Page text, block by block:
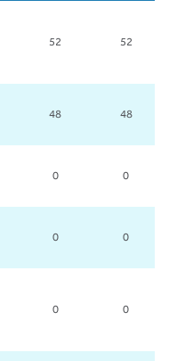
52 52
48 48
0 0
0 0
0 0